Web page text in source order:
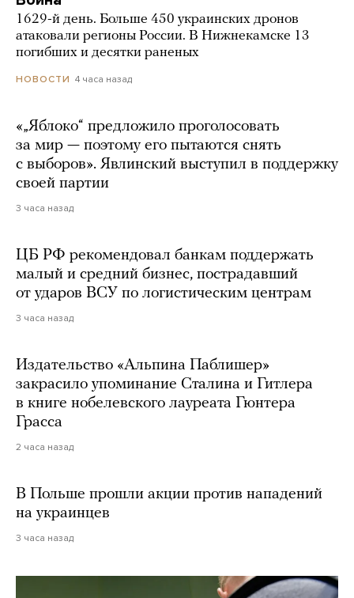
1629-й день. Больше 450 украинских дронов
атаковали регионы России. В Нижнекамске 13
погибших и десятки раненых
НОВОСТИ 4 часа назад
«„Яблоко“ предложило проголосовать
за мир — поэтому его пытаются снять
с выборов». Явлинский выступил в поддержку
своей партии
3 часа назад
ЦБ РФ рекомендовал банкам поддержать
малый и средний бизнес, пострадавший
от ударов ВСУ по логистическим центрам
3 часа назад
Издательство «Альпина Паблишер»
закрасило упоминание Сталина и Гитлера
в книге нобелевского лауреата Гюнтера
Грасса
2 часа назад
В Польше прошли акции против нападений
на украинцев
3 часа назад